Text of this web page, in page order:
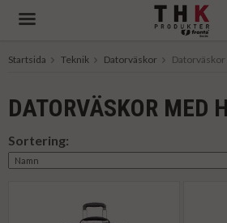
Startsida Teknik Datorväskor
DATORVÄSKOR MED
Sortering: